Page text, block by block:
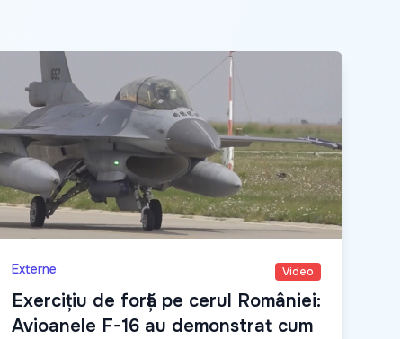
Externe Video
Exercițiu de forță pe cerul României:
Avioanele F-16 au demonstrat cum